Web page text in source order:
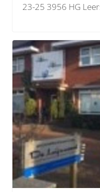
23-25 3956 HG